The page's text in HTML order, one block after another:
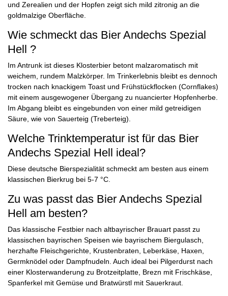
und Zerealien und der Hopfen zeigt sich mild zitronig an die
goldmalzige Oberfläche.
Wie schmeckt das Bier Andechs Spezial
Hell ?
Im Antrunk ist dieses Klosterbier betont malzaromatisch mit
weichem, rundem Malzkörper. Im Trinkerlebnis bleibt es dennoch
trocken nach knackigem Toast und Frühstückflocken (Cornflakes)
mit einem ausgewogener Übergang zu nuancierter Hopfenherbe.
Im Abgang bleibt es eingebunden von einer mild getreidigen
Säure, wie von Sauerteig (Treberteig).
Welche Trinktemperatur ist für das Bier
Andechs Spezial Hell ideal?
Diese deutsche Bierspezialität schmeckt am besten aus einem
klassischen Bierkrug bei 5-7 °C.
Zu was passt das Bier Andechs Spezial
Hell am besten?
Das klassische Festbier nach altbayrischer Brauart passt zu
klassischen bayrischen Speisen wie bayrischem Biergulasch,
herzhafte Fleischgerichte, Krustenbraten, Leberkäse, Haxen,
Germknödel oder Dampfnudeln. Auch ideal bei Pilgerdurst nach
einer Klosterwanderung zu Brotzeitplatte, Brezn mit Frischkäse,
Spanferkel mit Gemüse und Bratwürstl mit Sauerkraut.